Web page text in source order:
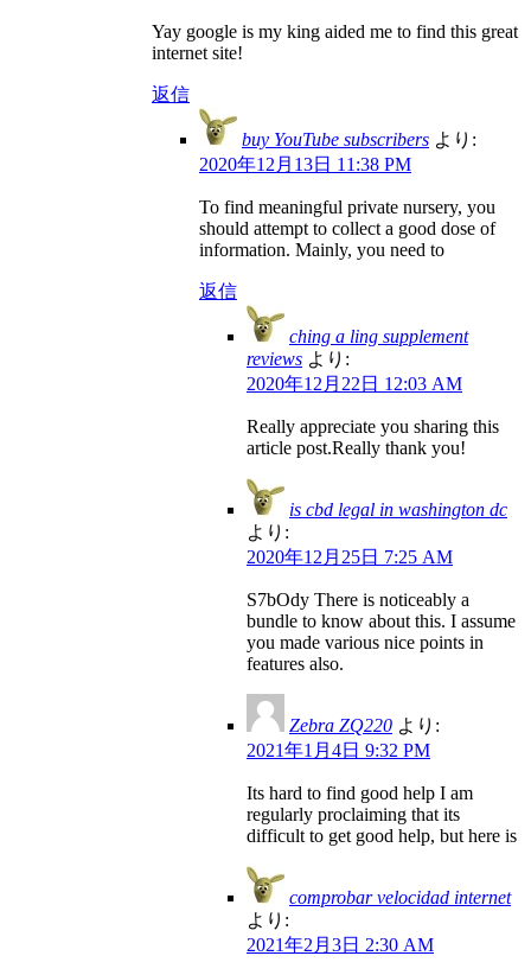
Yay google is my king aided me to find this great
internet site!
返信
buy YouTube subscribers より:
2020年12月13日 11:38 PM
To find meaningful private nursery, you
should attempt to collect a good dose of
information. Mainly, you need to
返信
ching a ling supplement
reviews より:
2020年12月22日 12:03 AM
Really appreciate you sharing this
article post.Really thank you!
is cbd legal in washington dc
より:
2020年12月25日 7:25 AM
S7bOdy There is noticeably a
bundle to know about this. I assume
you made various nice points in
features also.
Zebra ZQ220 より:
2021年1月4日 9:32 PM
Its hard to find good help I am
regularly proclaiming that its
difficult to get good help, but here is
comprobar velocidad internet
より:
2021年2月3日 2:30 AM